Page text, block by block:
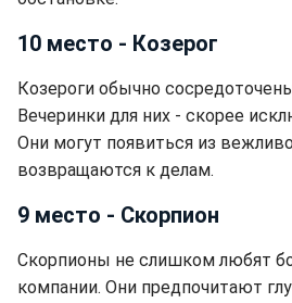
10 место - Козерог
Козероги обычно
Вечеринки для них - скорее
Они могут появиться из
возвращаются к делам.
9 место - Скорпион
Скорпионы не слишком любят
компании. Они предпочитают